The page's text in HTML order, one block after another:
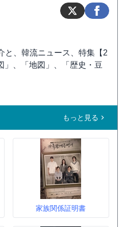
と、韓流ニュース、特集【2
」、「地図」、「歴史・豆
もっと見る
家族関係証明書